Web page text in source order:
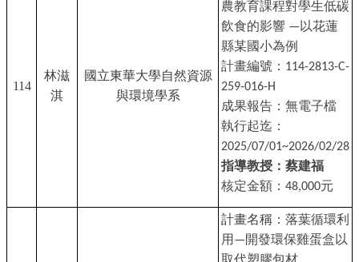
114
林滋
淇
國立東華大學自然資源
與環境學系
農教育課程對學生低碳
飲食的影響 —以花蓮
縣某國小為例
計畫編號：114-2813-C-
259-016-H
成果報告：無電子檔
執行起迄：
2025/07/01~2026/02/28
指導教授：蔡建福
核定金額：48,000元
計畫名稱： 落葉循環利
用—開發環保雞蛋盒以